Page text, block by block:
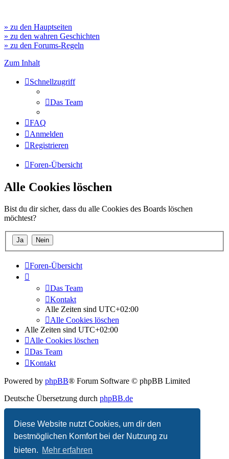
Diese Website nutzt Cookies, um dir den
bestmöglichen Komfort bei der Nutzung zu
bieten. Mehr erfahren
» zu den Hauptseiten
» zu den wahren Geschichten
» zu den Forums-Regeln
Zum Inhalt
Schnellzugriff
Das Team
FAQ
Anmelden
Registrieren
Foren-Übersicht
Alle Cookies löschen
Bist du dir sicher, dass du alle Cookies des Boards löschen
möchtest?
Foren-Übersicht
Das Team
Kontakt
Alle Zeiten sind UTC+02:00
Alle Cookies löschen
Alle Zeiten sind UTC+02:00
Alle Cookies löschen
Das Team
Kontakt
Powered by phpBB® Forum Software © phpBB Limited
Deutsche Übersetzung durch phpBB.de